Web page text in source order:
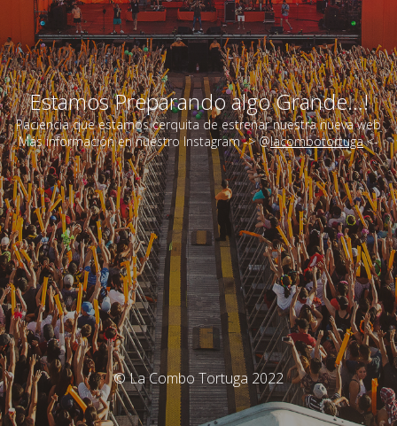
Estamos Preparando algo Grande...!
Paciencia que estamos cerquita de estrenar nuestra nueva web
Más información en nuestro Instagram -> @lacombotortuga<-
© La Combo Tortuga 2022